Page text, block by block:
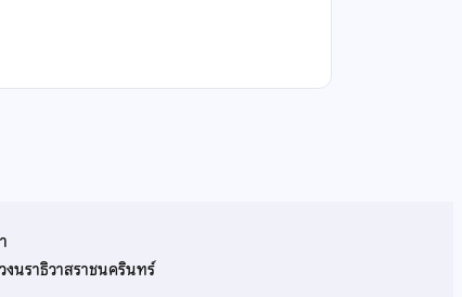
นราธิวาสราชนครินทร์